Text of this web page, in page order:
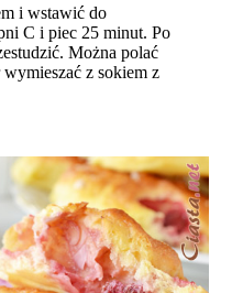
i wstawić do
C i piec 25 minut. Po
Można polać
z sokiem z